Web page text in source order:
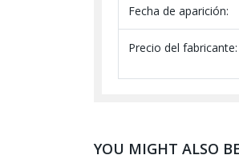
Fecha de aparición:
Precio del fabricante:
YOU MIGHT ALSO